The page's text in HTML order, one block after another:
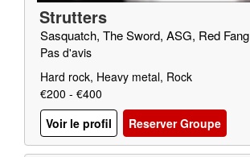
Strutters
Sasquatch, The Sword, ASG, Red Fang
Pas d'avis
Hard rock, Heavy metal, Rock
€200 - €400
Voir le profil
Reserver Groupe